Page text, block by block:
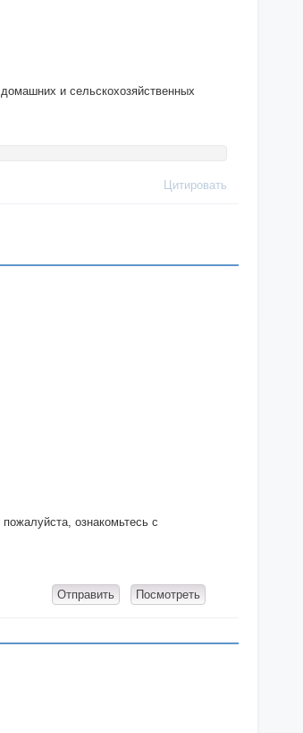
и сельскохозяйственных
Цитировать
ознакомьтесь с